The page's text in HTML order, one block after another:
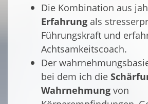
Die Kombination aus
Erfahrung als
Führungskraft und
Achtsamkeitscoach.
Der
bei dem ich die
Wahrnehmung von